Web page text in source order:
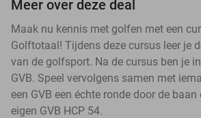
Meer over deze deal
Maak nu kennis met golfen met een
Golftotaal! Tijdens deze cursus leer je
van de golfsport. Na de cursus ben je
GVB. Speel vervolgens samen met
een GVB een échte ronde door de
eigen GVB HCP 54.